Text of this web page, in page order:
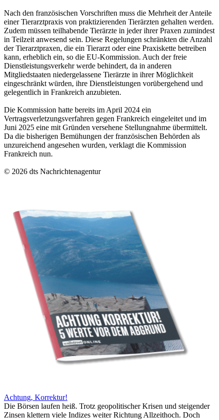
Nach den französischen Vorschriften muss die Mehrheit der Anteile
einer Tierarztpraxis von praktizierenden Tierärzten gehalten werden.
Zudem müssen teilhabende Tierärzte in jeder ihrer Praxen zumindest
in Teilzeit anwesend sein. Diese Regelungen schränkten die Anzahl
der Tierarztpraxen, die ein Tierarzt oder eine Praxiskette betreiben
kann, erheblich ein, so die EU-Kommission. Auch der freie
Dienstleistungsverkehr werde behindert, da in anderen
Mitgliedstaaten niedergelassene Tierärzte in ihrer Möglichkeit
eingeschränkt würden, ihre Dienstleistungen vorübergehend und
gelegentlich in Frankreich anzubieten.
Die Kommission hatte bereits im April 2024 ein
Vertragsverletzungsverfahren gegen Frankreich eingeleitet und im
Juni 2025 eine mit Gründen versehene Stellungnahme übermittelt.
Da die bisherigen Bemühungen der französischen Behörden als
unzureichend angesehen wurden, verklagt die Kommission
Frankreich nun.
© 2026 dts Nachrichtenagentur
Achtung, Korrektur!
Die Börsen laufen heiß. Trotz geopolitischer Krisen und steigender
Zinsen klettern viele Indizes weiter Richtung Allzeithoch. Doch